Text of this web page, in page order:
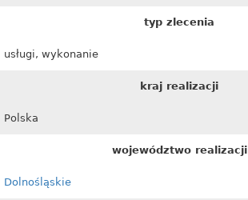
typ zlecenia
usługi, wykonanie
kraj realizacji
Polska
województwo realizacji
Dolnośląskie